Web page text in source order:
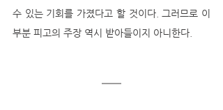
수 있는 기회를 가졌다고 할 것이다. 그러므로 이
부분 피고의 주장 역시 받아들이지 아니한다.